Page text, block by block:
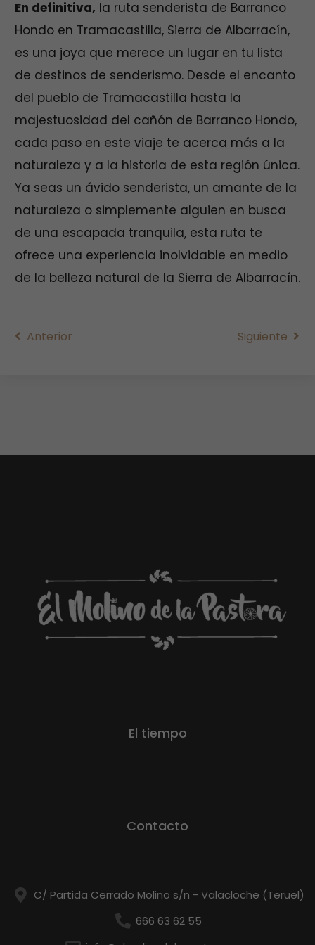
En definitiva, la ruta senderista de Barranco
Hondo en Tramacastilla, Sierra de Albarracín,
es una joya que merece un lugar en tu lista
de destinos de senderismo. Desde el encanto
del pueblo de Tramacastilla hasta la
majestuosidad del cañón de Barranco Hondo,
cada paso en este viaje te acerca más a la
naturaleza y a la historia de esta región única.
Ya seas un ávido senderista, un amante de la
naturaleza o simplemente alguien en busca
de una escapada tranquila, esta ruta te
ofrece una experiencia inolvidable en medio
de la belleza natural de la Sierra de Albarracín.
Anterior Siguiente
El tiempo
Contacto
C/ Partida Cerrado Molino s/n - Valacloche (Teruel)
666 63 62 55